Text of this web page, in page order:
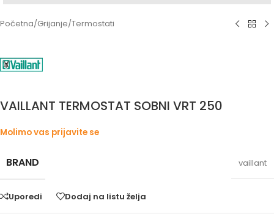
Početna/Grijanje/Termostati
VAILLANT TERMOSTAT SOBNI VRT 250
Molimo vas prijavite se
BRAND vaillant
Uporedi Dodaj na listu želja